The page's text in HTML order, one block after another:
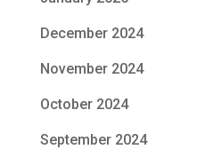
December 2024
November 2024
October 2024
September 2024